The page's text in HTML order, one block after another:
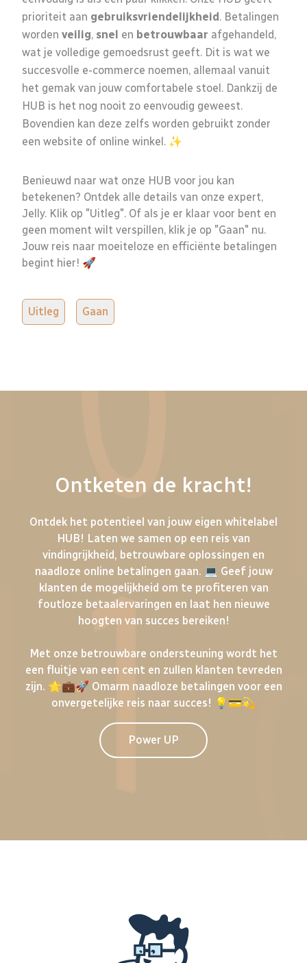
prioriteit aan gebruiksvriendelijkheid. Betalingen
worden veilig, snel en betrouwbaar afgehandeld,
wat je volledige gemoedsrust geeft. Dit is wat we
succesvolle e-commerce noemen, allemaal vanuit
het gemak van jouw comfortabele stoel. Dankzij de
HUB is het nog nooit zo eenvoudig geweest.
Bovendien kan deze zelfs worden gebruikt zonder
een website of online winkel. ✨
Benieuwd naar wat onze HUB voor jou kan
betekenen? Ontdek alle details van onze expert,
Jelly. Klik op "Uitleg". Of als je er klaar voor bent en
geen moment wilt verspillen, klik je op "Gaan" nu.
Jouw reis naar moeiteloze en efficiënte betalingen
begint hier! 🚀
Uitleg Gaan
Ontketen de kracht!
Ontdek het potentieel van jouw eigen whitelabel
HUB! Laten we samen op een reis van
vindingrijkheid, betrouwbare oplossingen en
naadloze online betalingen gaan. 💻 Geef jouw
klanten de mogelijkheid om te profiteren van
foutloze betaalervaringen en laat hen nieuwe
hoogten van succes bereiken!
Met onze betrouwbare ondersteuning wordt het
een fluitje van een cent en zullen klanten tevreden
zijn. 🌟💼🚀 Omarm naadloze betalingen voor een
onvergetelijke reis naar succes! 💡💳💫
Power UP